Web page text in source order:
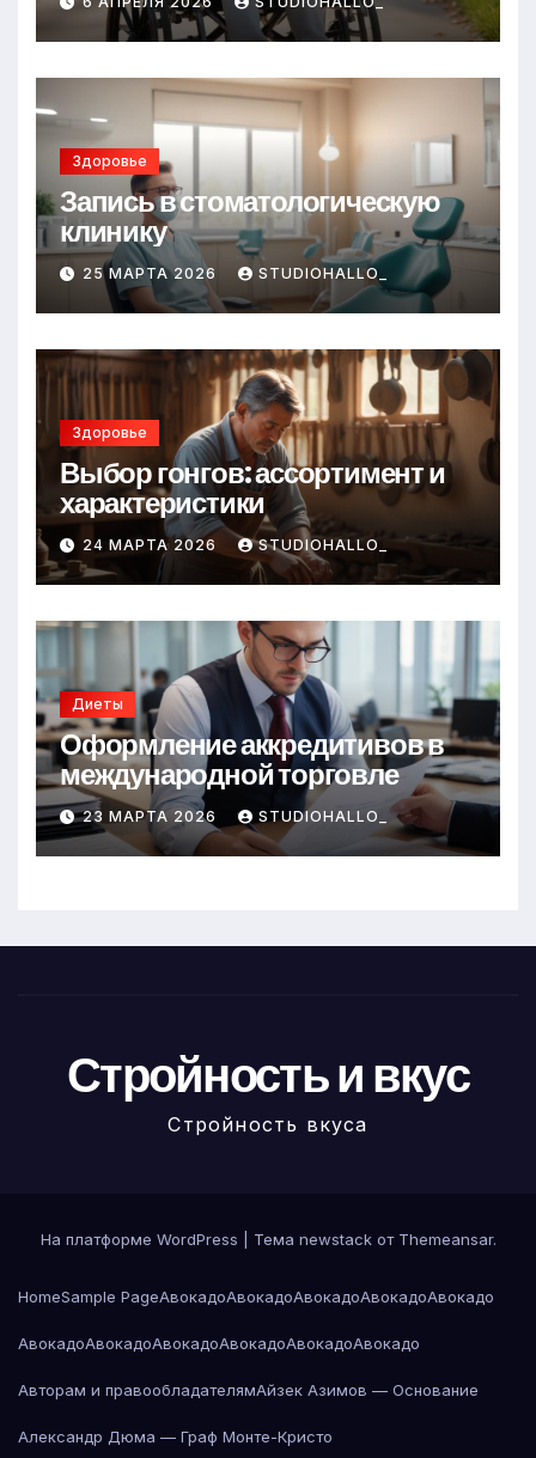
Здоровье
Запись в стоматологическую
клинику
25 МАРТА 2026 STUDIOHALLO_
Здоровье
Выбор гонгов: ассортимент и
характеристики
24 МАРТА 2026 STUDIOHALLO_
Диеты
Оформление аккредитивов в
международной торговле
23 МАРТА 2026 STUDIOHALLO_
Стройность и вкус
Стройность вкуса
На платформе WordPress Тема newstack от Themeansar.
HomeSample PageАвокадоАвокадоАвокадоАвокадоАвокадо
АвокадоАвокадоАвокадоАвокадоАвокадоАвокадо
Авторам и правообладателямАйзек Азимов — Основание
Александр Дюма — Граф Монте-Кристо